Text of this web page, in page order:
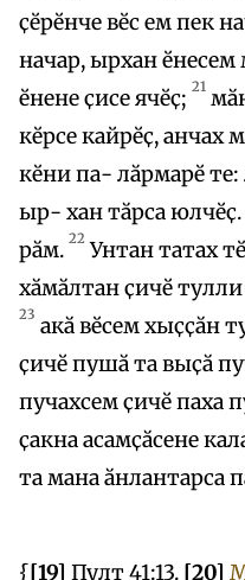
ҫӗрӗнче вӗс ем пек
начар, ырхан
ӗнене ҫисе ячӗҫ; 21
кӗрсе кайрӗҫ, анчах
кӗни па- лӑрмарӗ
ыр- хан тӑрса юлчӗҫ.
рӑм. 22 Унтан татах
хӑмӑлтан ҫичӗ тулли
23 акӑ вӗсем хыҫҫӑн
ҫичӗ пушӑ та выҫӑ
пучахсем ҫичӗ паха
ҫакна асамҫӑсене
та мана ӑнлантарса
{[19] Пулт 41:13. [20]